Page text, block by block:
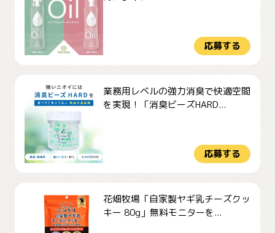
応募する
業務用レベルの強力消臭で快適空間
を実現！「消臭ビーズHARD...
応募する
花畑牧場「自家製ヤギ乳チーズクッ
キー 80g」無料モニターを...